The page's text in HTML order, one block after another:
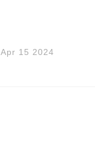
Apr 15 2024